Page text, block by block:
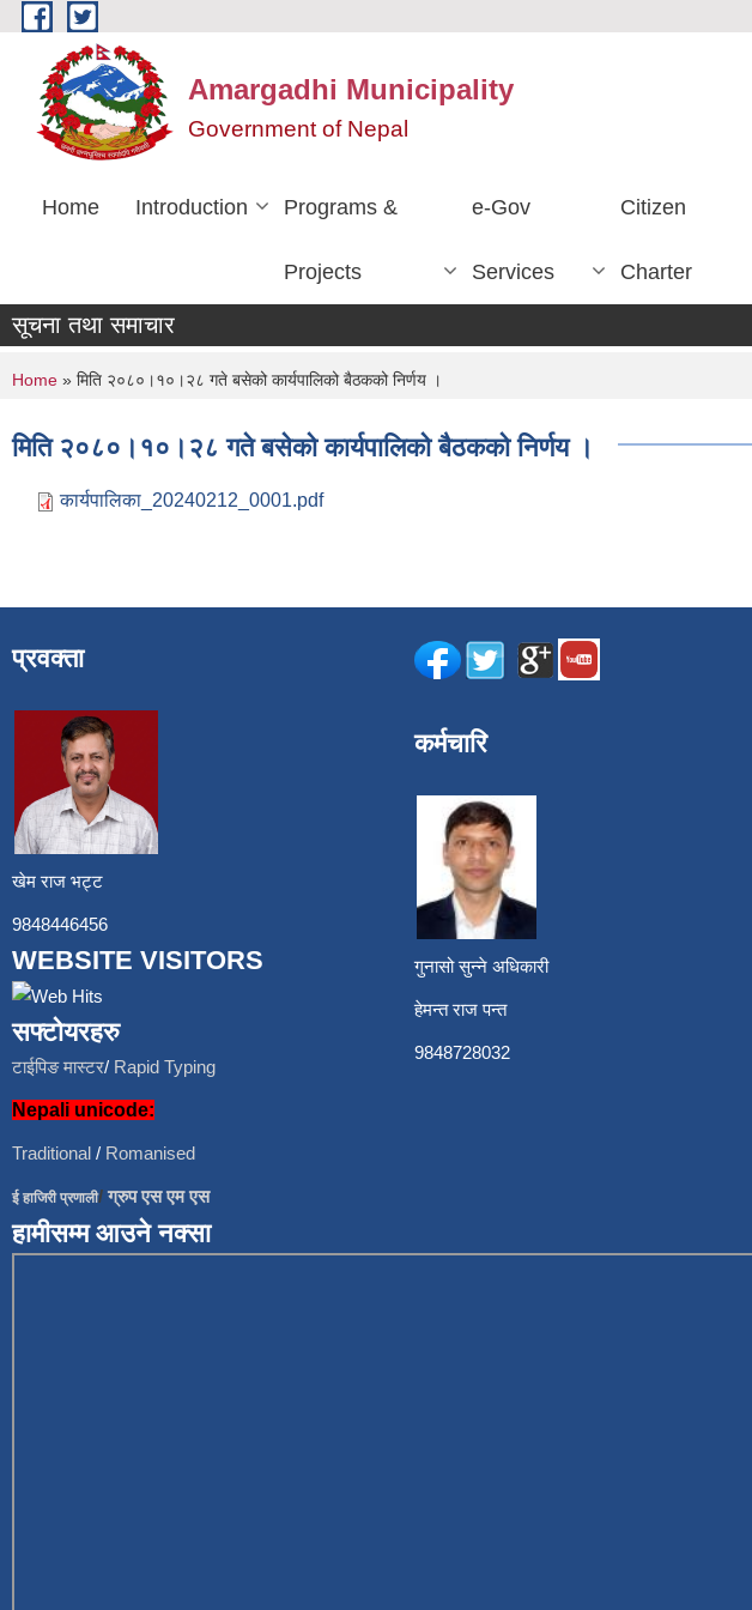
Skip to main content
Amargadhi Municipality
Government of Nepal
Home Introduction Programs &
Projects
e-Gov
Services
Citizen
Charter
सूचना तथा समाचार
You are here
Home » मिति २०८०।१०।२८ गते बसेको कार्यपालिको बैठकको निर्णय ।
मिति २०८०।१०।२८ गते बसेको कार्यपालिको बैठकको निर्णय ।
कार्यपालिका_20240212_0001.pdf
प्रवक्ता
खेम राज भट्ट
9848446456
WEBSITE VISITORS
सफ्टोयरहरु
टाईपिङ मास्टर/ Rapid Typing
Nepali unicode:
Traditional / Romanised
ई हाजिरी प्रणाली/ग्रुप एस एम एस
हामीसम्म आउने नक्सा
कर्मचारि
गुनासो सुन्ने अधिकारी
हेमन्त राज पन्त
9848728032